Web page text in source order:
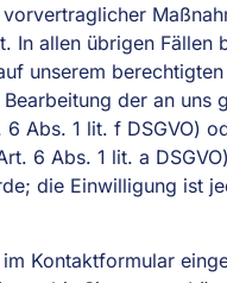
In allen übrigen Fällen
unserem
der an uns
Abs. 1 lit. f DSGVO)
6 Abs. 1 lit. a
die Einwilligung ist
Kontaktformular